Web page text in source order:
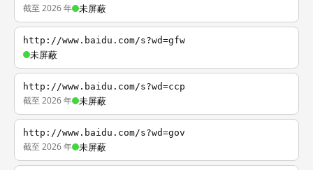
截至 2026 年 未屏蔽
http://www.baidu.com/s?wd=gfw
未屏蔽
http://www.baidu.com/s?wd=ccp
截至 2026 年 未屏蔽
http://www.baidu.com/s?wd=gov
截至 2026 年 未屏蔽